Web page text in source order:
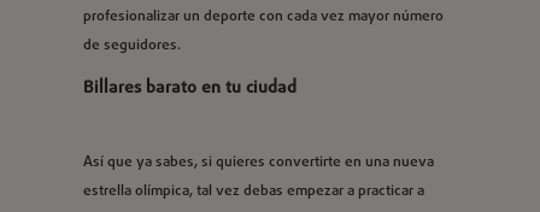
profesionalizar un deporte con cada vez mayor número
de seguidores.
Billares barato en tu ciudad
Así que ya sabes, si quieres convertirte en una nueva
estrella olímpica, tal vez debas empezar a practicar a